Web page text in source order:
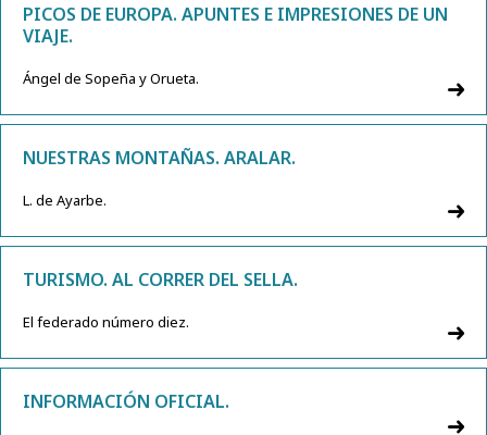
PICOS DE EUROPA. APUNTES E IMPRESIONES DE UN
VIAJE.
Ángel de Sopeña y Orueta.
NUESTRAS MONTAÑAS. ARALAR.
L. de Ayarbe.
TURISMO. AL CORRER DEL SELLA.
El federado número diez.
INFORMACIÓN OFICIAL.